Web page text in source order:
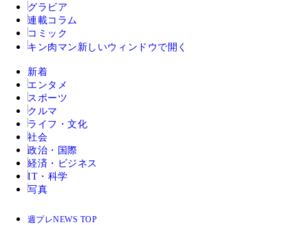
グラビア
連載コラム
コミック
キン肉マン 新しいウィンドウで開く
新着
エンタメ
スポーツ
クルマ
ライフ・文化
社会
政治・国際
経済・ビジネス
IT・科学
写真
週プレNEWS TOP